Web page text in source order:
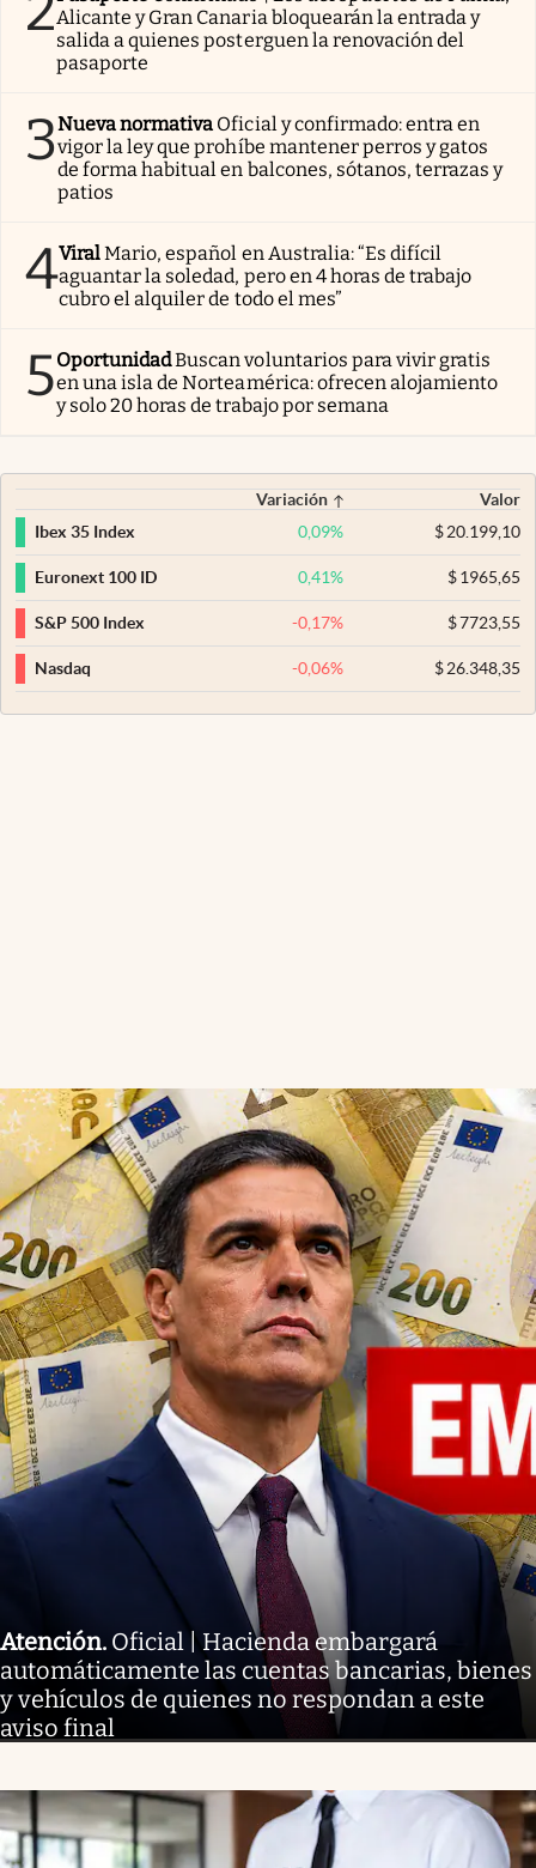
Alicante y Gran Canaria bloquearán la entrada y
salida a quienes posterguen la renovación del
pasaporte
3Nueva normativa Oficial y confirmado: entra en
vigor la ley que prohíbe mantener perros y gatos
de forma habitual en balcones, sótanos, terrazas y
patios
4ViralMario, español en Australia: “Es difícil
aguantar la soledad, pero en 4 horas de trabajo
cubro el alquiler de todo el mes”
5OportunidadBuscan voluntarios para vivir gratis
en una isla de Norteamérica: ofrecen alojamiento
y solo 20 horas de trabajo por semana
Variación
Valor
Ibex 35 Index
0,09% $20.199,10
Euronext 100 ID 0,41% $1965,65
S&P 500 Index -0,17% $7723,55
Nasdaq -0,06% $26.348,35
Atención. Oficial | Hacienda embargará
automáticamente las cuentas bancarias, bienes
y vehículos de quienes no respondan a este
aviso final